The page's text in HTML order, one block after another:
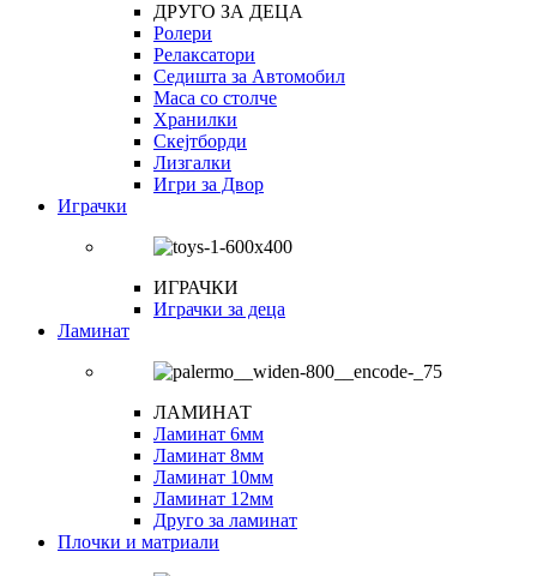
ДРУГО ЗА ДЕЦА
Ролери
Релаксатори
Седишта за Автомобил
Маса со столче
Хранилки
Скејтборди
Лизгалки
Игри за Двор
Играчки
ИГРАЧКИ
Играчки за деца
Ламинат
ЛАМИНАТ
Ламинат 6мм
Ламинат 8мм
Ламинат 10мм
Ламинат 12мм
Друго за ламинат
Плочки и матриали